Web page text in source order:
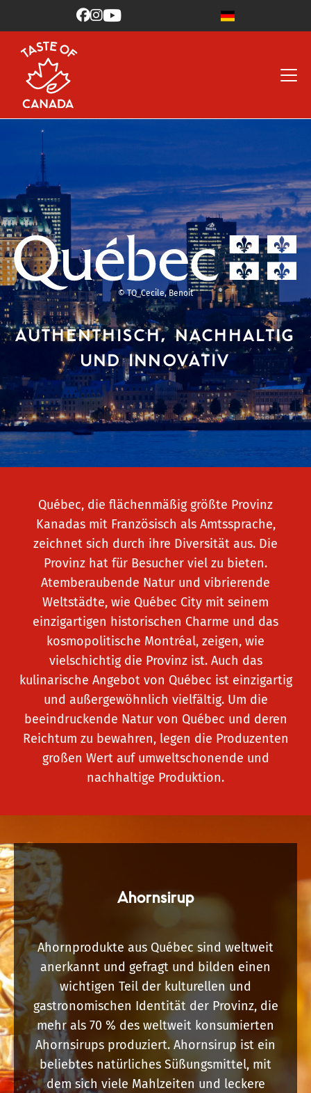

AUTHENTHISCH, NACHHALTIG
UND INNOVATIV
© TQ_Cecile, Benoit
Québec, die flächenmäßig größte Provinz
Kanadas mit Französisch als Amtssprache,
zeichnet sich durch ihre Diversität aus. Die
Provinz hat für Besucher viel zu bieten.
Atemberaubende Natur und vibrierende
Weltstädte, wie Québec City mit seinem
einzigartigen historischen Charme und das
kosmopolitische Montréal, zeigen, wie
vielschichtig die Provinz ist. Auch das
kulinarische Angebot von Québec ist einzigartig
und außergewöhnlich vielfältig. Um die
beeindruckende Natur von Québec und deren
Reichtum zu bewahren, legen die Produzenten
großen Wert auf umweltschonende und
nachhaltige Produktion.
Ahornsirup
Ahornprodukte aus Québec sind weltweit
anerkannt und gefragt und bilden einen
wichtigen Teil der kulturellen und
gastronomischen Identität der Provinz, die
mehr als 70 % des weltweit konsumierten
Ahornsirups produziert. Ahornsirup ist ein
beliebtes natürliches Süßungsmittel, mit
dem sich viele Mahlzeiten und leckere